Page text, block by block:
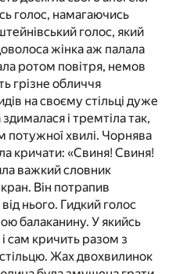
голос, намагаючись
голос, який
жінка аж палала
ротом повітря, немов
грізне обличчя
на своєму стільці дуже
і тремтіла так,
потужної хвилі. Чорнява
кричати: «Свиня! Свиня!
важкий словник
Він потрапив
нього. Гидкий голос
балаканину. У якийсь
сам кричить разом з
Жах двохвилинок